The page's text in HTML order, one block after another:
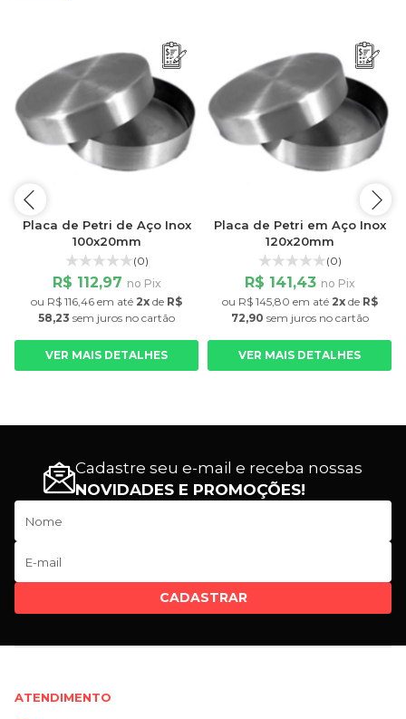
Placa de Petri de Aço Inox
100x20mm
(0)
R$ 112,97 no Pix
ou R$ 116,46 em até 2x de R$
58,23 sem juros no cartão
VER MAIS DETALHES
Placa de Petri em Aço Inox
120x20mm
(0)
R$ 141,43 no Pix
ou R$ 145,80 em até 2xde R$
72,90 sem jurosno cartão
VER MAIS DETALHES
Cadastre seu e-mail e receba nossas
NOVIDADES E PROMOÇÕES!
CADASTRAR
ATENDIMENTO